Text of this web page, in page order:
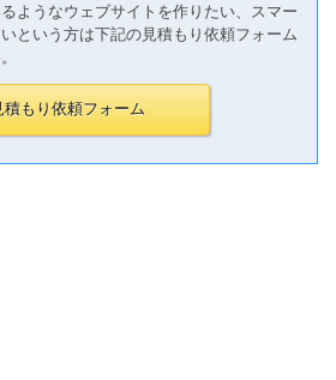
ようなウェブサイトを作りたい、スマー
という方は下記の見積もり依頼フォーム